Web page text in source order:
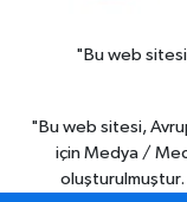
"Bu web
"Bu web sitesi,
için Medya /
oluşturulmuştur.